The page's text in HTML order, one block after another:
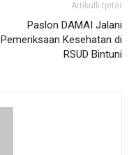
Artikulli tjetër
Paslon DAMAI Jalani
Pemeriksaan Kesehatan di
RSUD Bintuni